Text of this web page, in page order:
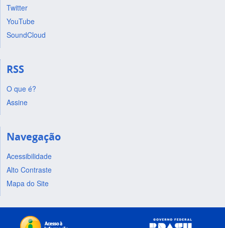
Twitter
YouTube
SoundCloud
RSS
O que é?
Assine
Navegação
Acessibilidade
Alto Contraste
Mapa do Site